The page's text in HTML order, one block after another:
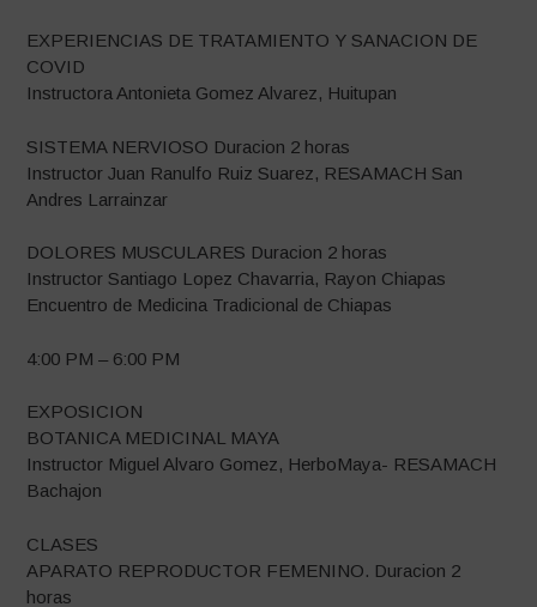
EXPERIENCIAS DE TRATAMIENTO Y SANACION DE
COVID
Instructora Antonieta Gomez Alvarez, Huitupan
SISTEMA NERVIOSO Duracion 2 horas
Instructor Juan Ranulfo Ruiz Suarez, RESAMACH San
Andres Larrainzar
DOLORES MUSCULARES Duracion 2 horas
Instructor Santiago Lopez Chavarria, Rayon Chiapas
Encuentro de Medicina Tradicional de Chiapas
4:00 PM – 6:00 PM
EXPOSICION
BOTANICA MEDICINAL MAYA
Instructor Miguel Alvaro Gomez, HerboMaya- RESAMACH
Bachajon
CLASES
APARATO REPRODUCTOR FEMENINO. Duracion 2
horas